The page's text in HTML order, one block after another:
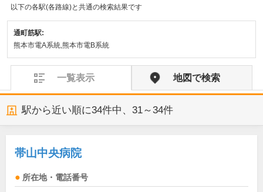
以下の各駅(各路線)と共通の検索結果です
通町筋駅:
熊本市電A系統,熊本市電B系統
一覧表示 地図で検索
駅から近い順に34件中、 31～34件
帯山中央病院
所在地・電話番号